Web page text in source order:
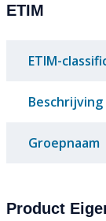
ETIM
ETIM-
Beschrijving
Groepnaam
Product